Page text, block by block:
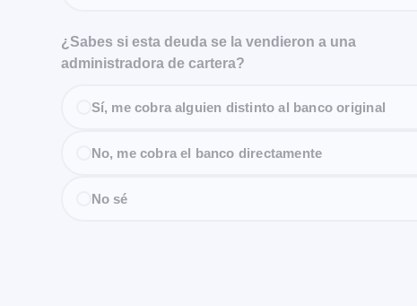
¿Sabes si esta deuda se la vendieron a una
administradora de cartera?
Sí, me cobra alguien distinto al banco original
No, me cobra el banco directamente
No sé